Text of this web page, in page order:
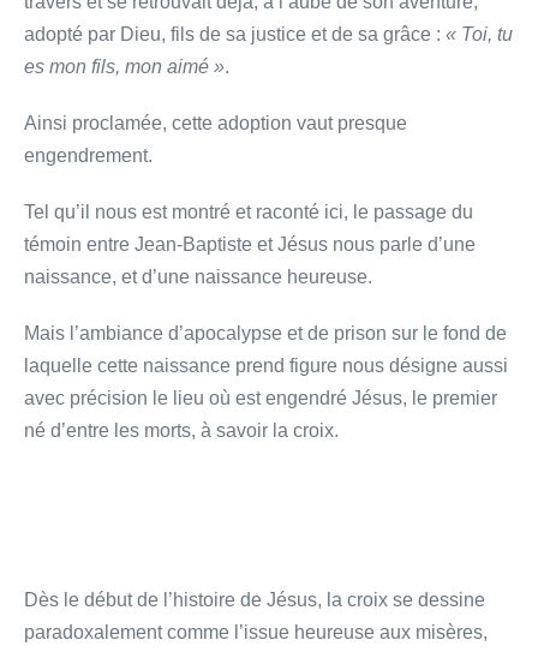
adopté par Dieu, fils de sa justice et de sa grâce : « Toi, tu
es mon fils, mon aimé ».
Ainsi proclamée, cette adoption vaut presque
engendrement.
Tel qu’il nous est montré et raconté ici, le passage du
témoin entre Jean-Baptiste et Jésus nous parle d’une
naissance, et d’une naissance heureuse.
Mais l’ambiance d’apocalypse et de prison sur le fond de
laquelle cette naissance prend figure nous désigne aussi
avec précision le lieu où est engendré Jésus, le premier
né d’entre les morts, à savoir la croix.
Dès le début de l’histoire de Jésus, la croix se dessine
paradoxalement comme l’issue heureuse aux misères,